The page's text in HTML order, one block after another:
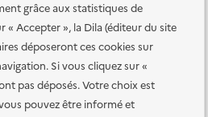
grâce aux statistiques de
« Accepter », la Dila (éditeur du site
déposeront ces cookies sur
Si vous cliquez sur «
pas déposés. Votre choix est
pouvez être informé et
conforme
Accessibilité des
Données personnelles et sécurité